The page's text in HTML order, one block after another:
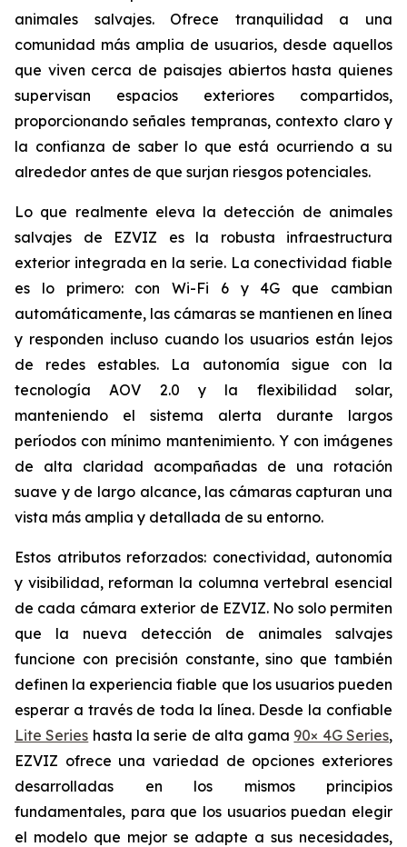
animales salvajes. Ofrece tranquilidad a una
comunidad más amplia de usuarios, desde aquellos
que viven cerca de paisajes abiertos hasta quienes
supervisan espacios exteriores compartidos,
proporcionando señales tempranas, contexto claro y
la confianza de saber lo que está ocurriendo a su
alrededor antes de que surjan riesgos potenciales.
Lo que realmente eleva la detección de animales
salvajes de EZVIZ es la robusta infraestructura
exterior integrada en la serie. La conectividad fiable
es lo primero: con Wi-Fi 6 y 4G que cambian
automáticamente, las cámaras se mantienen en línea
y responden incluso cuando los usuarios están lejos
de redes estables. La autonomía sigue con la
tecnología AOV 2.0 y la flexibilidad solar,
manteniendo el sistema alerta durante largos
períodos con mínimo mantenimiento. Y con imágenes
de alta claridad acompañadas de una rotación
suave y de largo alcance, las cámaras capturan una
vista más amplia y detallada de su entorno.
Estos atributos reforzados: conectividad, autonomía
y visibilidad, reforman la columna vertebral esencial
de cada cámara exterior de EZVIZ. No solo permiten
que la nueva detección de animales salvajes
funcione con precisión constante, sino que también
definen la experiencia fiable que los usuarios pueden
esperar a través de toda la línea. Desde la confiable
Lite Series hasta la serie de alta gama 90× 4G Series,
EZVIZ ofrece una variedad de opciones exteriores
desarrolladas en los mismos principios
fundamentales, para que los usuarios puedan elegir
el modelo que mejor se adapte a sus necesidades,